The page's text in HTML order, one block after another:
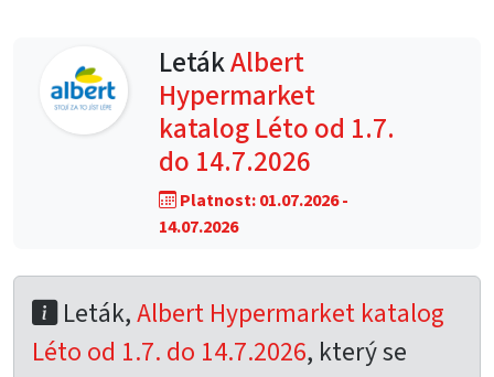
LetákAlbert
Hypermarket
katalog Léto od 1.7.
do 14.7.2026
Platnost: 01.07.2026 -
14.07.2026
Leták,Albert Hypermarket katalog
Léto od 1.7. do 14.7.2026, který se